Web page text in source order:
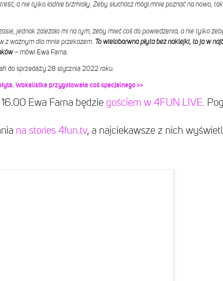
a nie tylko ładnie brzmiały. Żeby słuchacz mógł mnie poznać na nowo,
jednak zależało mi na tym, żeby mieć coś do powiedzenia, a nie tylko
z ważnym dla mnie przekazem. To wielobarwna płyta bez naklejki, to ja w
– mówi Ewa Farna.
do sprzedaży 28 stycznia 2022 roku.
Wokalistka przygotowała coś specjalnego >>
Ewa Farna będzie gościem w 4FUN LIVE.
na stories 4fun.tv, a najciekawsze z nich